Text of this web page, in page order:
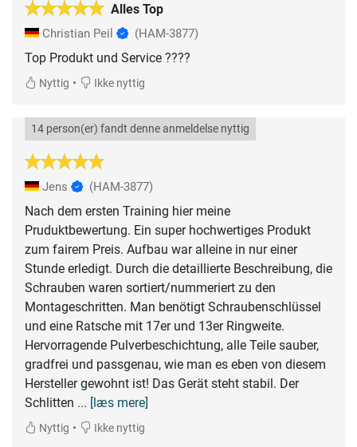
Alles Top
Christian Peil (HAM-3877)
Top Produkt und Service ????
Nyttig • Ikke nyttig
14 person(er) fandt denne anmeldelse nyttig
Jens (HAM-3877)
Nach dem ersten Training hier meine
Pruduktbewertung. Ein super hochwertiges Produkt
zum fairem Preis. Aufbau war alleine in nur einer
Stunde erledigt. Durch die detaillierte Beschreibung, die
Schrauben waren sortiert/nummeriert zu den
Montageschritten. Man benötigt Schraubenschlüssel
und eine Ratsche mit 17er und 13er Ringweite.
Hervorragende Pulverbeschichtung, alle Teile sauber,
gradfrei und passgenau, wie man es eben von diesem
Hersteller gewohnt ist! Das Gerät steht stabil. Der
Schlitten ... [læs mere]
Nyttig • Ikke nyttig